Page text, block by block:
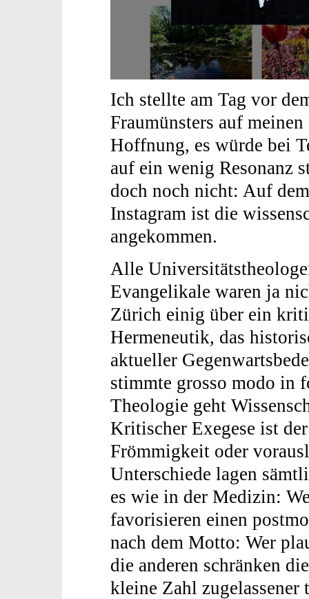
Ich stellte am Tag vor
Fraumünsters auf
Hoffnung, es würde bei
auf ein wenig Resonanz
doch noch nicht: Auf
Instagram ist die
angekommen.
Alle
Evangelikale waren ja
Zürich einig über ein
Hermeneutik, das
aktueller
stimmte grosso modo in
Theologie geht
Kritischer Exegese ist
Frömmigkeit oder
Unterschiede lagen
es wie in der Medizin:
favorisieren einen
nach dem Motto: Wer
die anderen schränken
kleine Zahl